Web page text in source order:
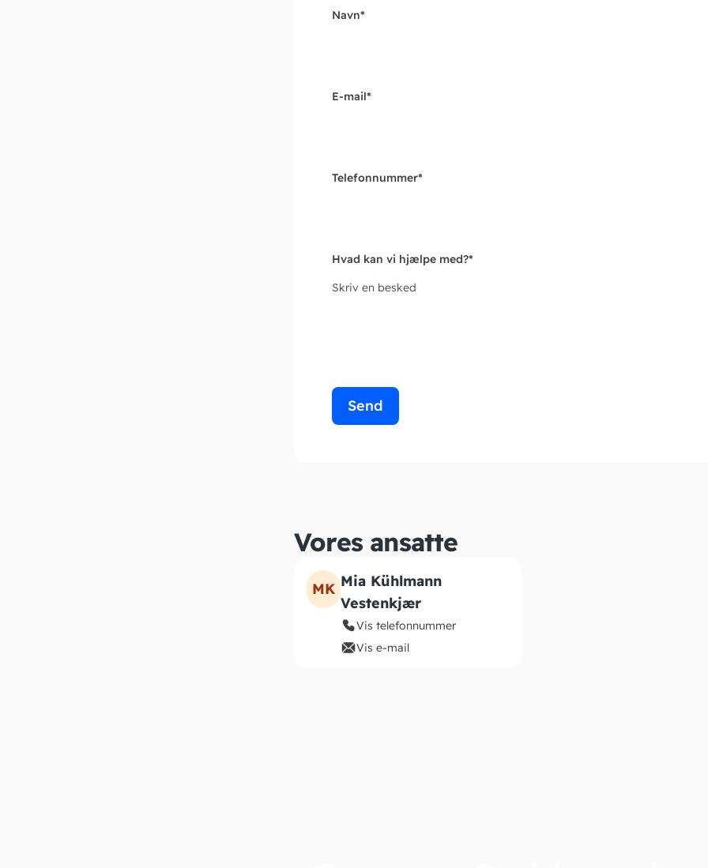
Navn*
E-mail*
Telefonnummer*
Hvad kan vi hjælpe med?*
Skriv en besked
Send
Vores ansatte
MK Mia Kühlmann
Vestenkjær
Vis telefonnummer
Vis e-mail